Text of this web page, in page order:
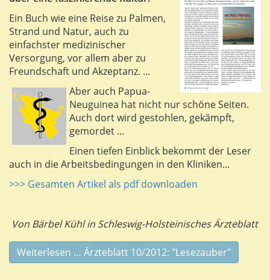
Ein Buch wie eine Reise zu Palmen,
Strand und Natur, auch zu
einfachster medizinischer
Versorgung, vor allem aber zu
Freundschaft und Akzeptanz. ...
Aber auch Papua-
Neuguinea hat nicht nur schöne Seiten.
Auch dort wird gestohlen, gekämpft,
gemordet ...
Einen tiefen Einblick bekommt der Leser
auch in die Arbeitsbedingungen in den Kliniken...
>>> Gesamten Artikel als pdf downloaden
Von Bärbel Kühl in Schleswig-Holsteinisches Ärzteblatt
Weiterlesen … Ärzteblatt 10/2012: "Lesezauber"